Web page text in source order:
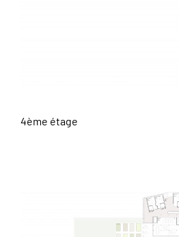
4ème étage